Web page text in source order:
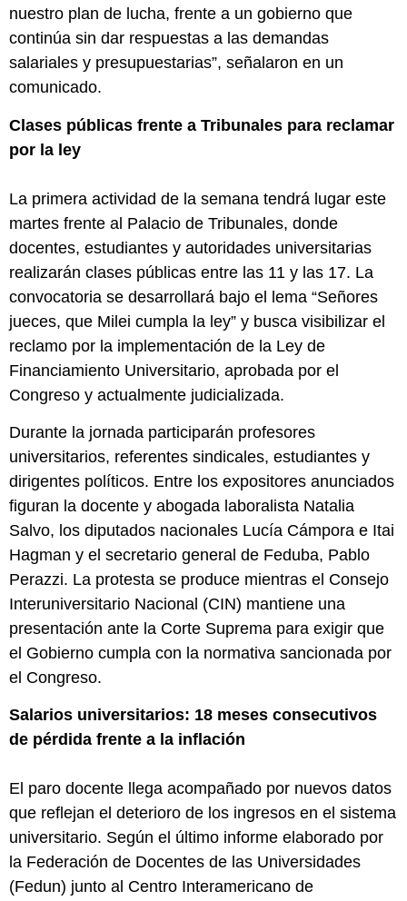
nuestro plan de lucha, frente a un gobierno que
continúa sin dar respuestas a las demandas
salariales y presupuestarias”, señalaron en un
comunicado.
Clases públicas frente a Tribunales para reclamar
por la ley
La primera actividad de la semana tendrá lugar este
martes frente al Palacio de Tribunales, donde
docentes, estudiantes y autoridades universitarias
realizarán clases públicas entre las 11 y las 17. La
convocatoria se desarrollará bajo el lema “Señores
jueces, que Milei cumpla la ley” y busca visibilizar el
reclamo por la implementación de la Ley de
Financiamiento Universitario, aprobada por el
Congreso y actualmente judicializada.
Durante la jornada participarán profesores
universitarios, referentes sindicales, estudiantes y
dirigentes políticos. Entre los expositores anunciados
figuran la docente y abogada laboralista Natalia
Salvo, los diputados nacionales Lucía Cámpora e Itai
Hagman y el secretario general de Feduba, Pablo
Perazzi. La protesta se produce mientras el Consejo
Interuniversitario Nacional (CIN) mantiene una
presentación ante la Corte Suprema para exigir que
el Gobierno cumpla con la normativa sancionada por
el Congreso.
Salarios universitarios: 18 meses consecutivos
de pérdida frente a la inflación
El paro docente llega acompañado por nuevos datos
que reflejan el deterioro de los ingresos en el sistema
universitario. Según el último informe elaborado por
la Federación de Docentes de las Universidades
(Fedun) junto al Centro Interamericano de